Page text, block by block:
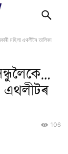
মহিলা এথলীটৰ তালিকা
এথলীটৰ
106